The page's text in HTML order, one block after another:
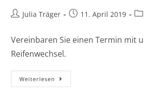
Julia Träger 11. April 2019
Vereinbaren Sie einen Termin mit
Reifenwechsel.
Weiterlesen